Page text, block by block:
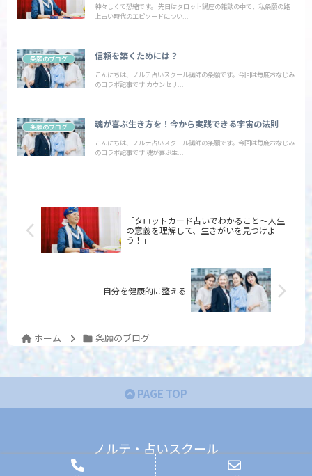
神々しくて恐縮です。 先日はタロット講座の雑談の中で、私条願の路
上占い時代のエピソードについ...
条願のブログ 信頼を築くためには？
こんにちは、ノルテ占いスクール講師の条願です。今回は毎度おなじみ
のコラボ記事です カウンセリ...
条願のブログ 魂が喜ぶ生き方を！今から実践できる宇宙の法則
こんにちは、ノルテ占いスクール講師の条願です。今回は毎度おなじみ
のコラボ記事です 魂が喜ぶ生...
「タロットカード占いでわかること〜人生
の意義を理解して、生きがいを見つけよ
う！」
自分を健康的に整える
ホーム 条願のブログ
PAGE TOP
ノルテ・占いスクール
© 2022 ノルテ・占いスクール.